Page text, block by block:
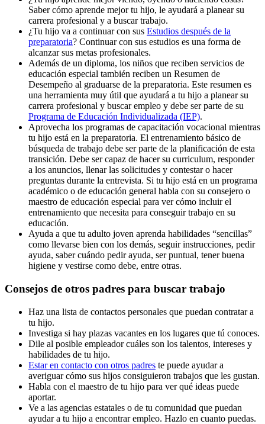
Saber cómo aprende mejor tu hijo, le ayudará a planear su
carrera profesional y a buscar trabajo.
¿Tu hijo va a continuar con sus Estudios después de la
preparatoria? Continuar con sus estudios es una forma de
alcanzar sus metas profesionales.
Además de un diploma, los niños que reciben servicios de
educación especial también reciben un Resumen de
Desempeño al graduarse de la preparatoria. Este resumen es
una herramienta muy útil que ayudará a tu hijo a planear su
carrera profesional y buscar empleo y debe ser parte de su
Programa de Educación Individualizada (IEP).
Aprovecha los programas de capacitación vocacional mientras
tu hijo está en la preparatoria. El entrenamiento básico de
búsqueda de trabajo debe ser parte de la planificación de esta
transición. Debe ser capaz de hacer su curriculum, responder
a los anuncios, llenar las solicitudes y contestar o hacer
preguntas durante la entrevista. Si tu hijo está en un programa
académico o de educación general habla con su consejero o
maestro de educación especial para ver cómo incluir el
entrenamiento que necesita para conseguir trabajo en su
educación.
Ayuda a que tu adulto joven aprenda habilidades “sencillas”
como llevarse bien con los demás, seguir instrucciones, pedir
ayuda, saber cuándo pedir ayuda, ser puntual, tener buena
higiene y vestirse como debe, entre otras.
Consejos de otros padres para buscar trabajo
Haz una lista de contactos personales que puedan contratar a
tu hijo.
Investiga si hay plazas vacantes en los lugares que tú conoces.
Dile al posible empleador cuáles son los talentos, intereses y
habilidades de tu hijo.
Estar en contacto con otros padres te puede ayudar a
averiguar cómo sus hijos consiguieron trabajos que les gustan.
Habla con el maestro de tu hijo para ver qué ideas puede
aportar.
Ve a las agencias estatales o de tu comunidad que puedan
ayudar a tu hijo a encontrar empleo. Hazlo en cuanto puedas.